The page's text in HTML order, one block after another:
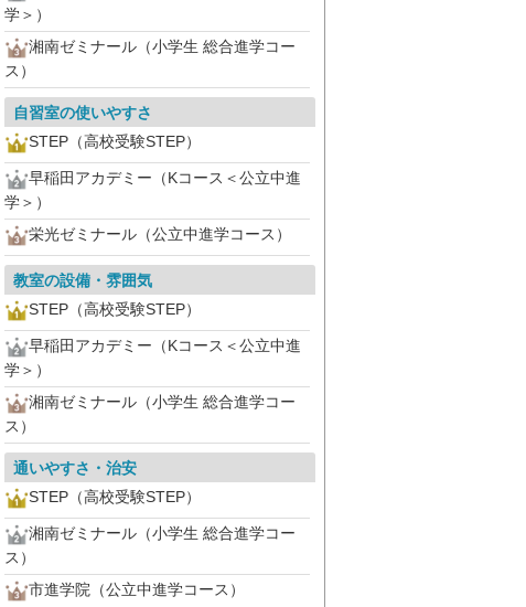
学＞）
湘南ゼミナール（小学生 総合進学コー
ス）
自習室の使いやすさ
STEP（高校受験STEP）
早稲田アカデミー（Kコース＜公立中進
学＞）
栄光ゼミナール（公立中進学コース）
教室の設備・雰囲気
STEP（高校受験STEP）
早稲田アカデミー（Kコース＜公立中進
学＞）
湘南ゼミナール（小学生 総合進学コー
ス）
通いやすさ・治安
STEP（高校受験STEP）
湘南ゼミナール（小学生 総合進学コー
ス）
市進学院（公立中進学コース）